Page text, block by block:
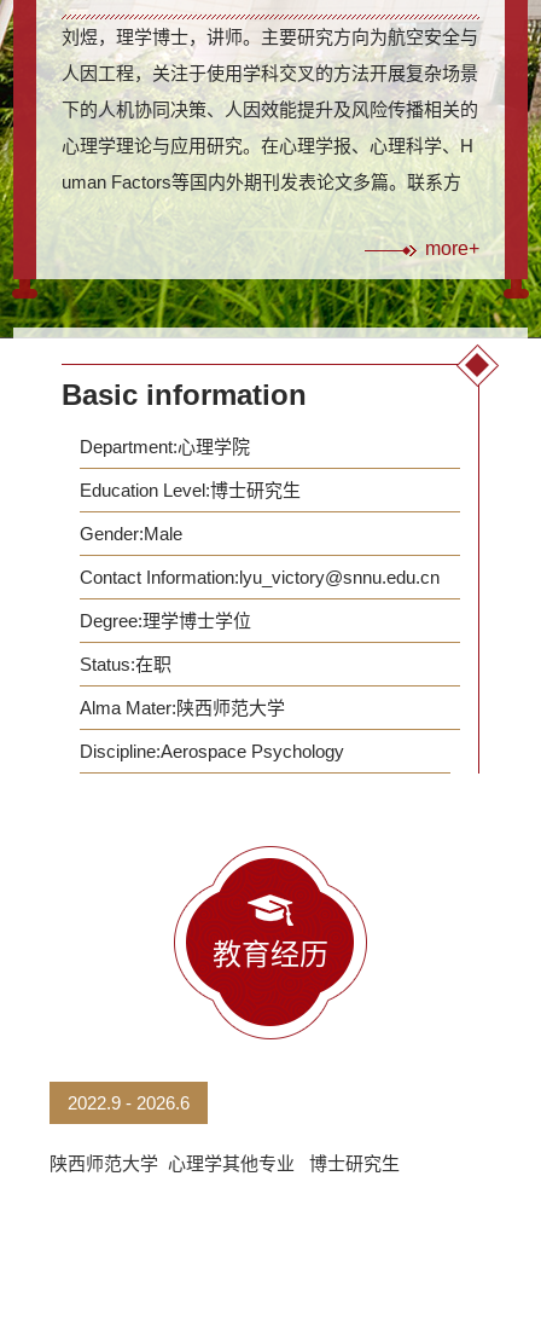
刘煜，理学博士，讲师。主要研究方向为航空安全与
人因工程，关注于使用学科交叉的方法开展复杂场景
下的人机协同决策、人因效能提升及风险传播相关的
心理学理论与应用研究。在心理学报、心理科学、H
uman Factors等国内外期刊发表论文多篇。联系方
式：lyu_victory@snnu.edu.cn1. 论文（#共同第一作
者）[1] 刘煜, 潘盈朵, 李萌, 李晨麟, 王新野, 游旭群.
(2023). 近红外光谱技术在航空心理学研究中的应用
与展望. 心理科学, 46(06),...
more+
Basic information
Department:心理学院
Education Level:博士研究生
Gender:Male
Contact Information:lyu_victory@snnu.edu.cn
Degree:理学博士学位
Status:在职
Alma Mater:陕西师范大学
Discipline:Aerospace Psychology
教育经历
2022.9 - 2026.6
陕西师范大学 心理学其他专业 博士研究生